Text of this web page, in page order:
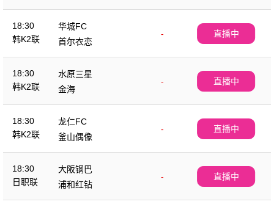
18:30
韩K2联
华城FC
-
首尔衣恋
直播中
18:30
韩K2联
水原三星
-
金海
直播中
18:30
韩K2联
龙仁FC
-
釜山偶像
直播中
18:30
日职联
大阪钢巴
-
浦和红钻
直播中